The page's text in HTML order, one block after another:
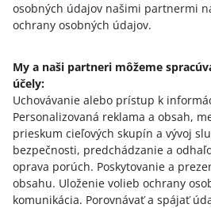
osobných údajov našimi partnermi
ochrany osobných údajov.
My a naši partneri môžeme
účely:
Uchovávanie alebo prístup k
Personalizovaná reklama a obsah,
prieskum cieľových skupín a vývoj
bezpečnosti, predchádzanie a
oprava porúch. Poskytovanie a
obsahu. Uloženie volieb ochrany
komunikácia. Porovnávať a spájať
8
Potrebujete pomoc?
Kontaktujte nás
Opýtajte sa komunity